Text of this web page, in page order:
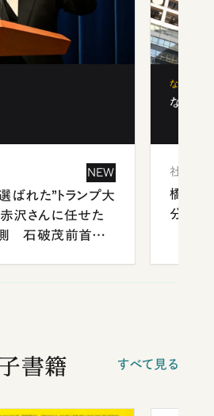
NEW
選ばれた”トランプ大
沢さんに任せた
側 石破茂前首相
なぜ「フ
なぜ「
社会
橋本愛
分 佐
書籍 すべて見る